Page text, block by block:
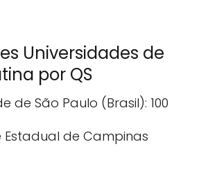
Universidades de
por QS
de São Paulo (Brasil): 100
Estadual de Campinas